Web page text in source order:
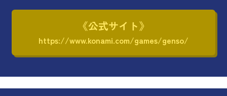
《公式サイト》
https://www.konami.com/games/genso/